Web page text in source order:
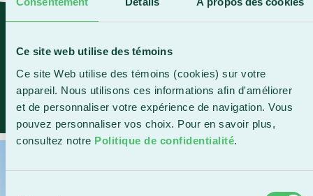
Ce site web utilise des témoins
Ce site Web utilise des témoins (cookies) sur votre
appareil. Nous utilisons ces informations afin d'améliorer
et de personnaliser votre expérience de navigation. Vous
pouvez personnaliser vos choix. Pour en savoir plus,
consultez notre Politique de confidentialité.
MERCI À NOSPARTENAIRES